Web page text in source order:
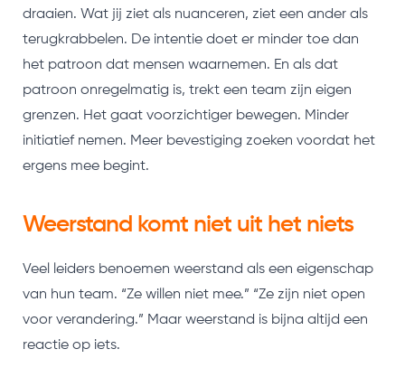
draaien. Wat jij ziet als nuanceren, ziet een ander als
terugkrabbelen. De intentie doet er minder toe dan
het patroon dat mensen waarnemen. En als dat
patroon onregelmatig is, trekt een team zijn eigen
grenzen. Het gaat voorzichtiger bewegen. Minder
initiatief nemen. Meer bevestiging zoeken voordat het
ergens mee begint.
Weerstand komt niet uit het niets
Veel leiders benoemen weerstand als een eigenschap
van hun team. “Ze willen niet mee.” “Ze zijn niet open
voor verandering.” Maar weerstand is bijna altijd een
reactie op iets.